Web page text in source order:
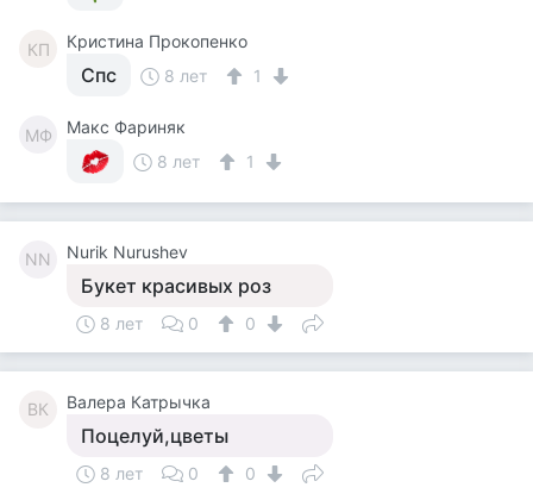
КП Кристина Прокопенко
Спс 8 лет 1
МФ
Макс Фариняк
8 лет
1
NN Nurik Nurushev
Букет красивых роз
8 лет 0 0
ВК Валера Катрычка
Поцелуй,цветы
8 лет 0 0